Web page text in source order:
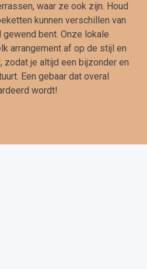
waar ze ook zijn. Houd
kunnen verschillen van
gewend bent. Onze lokale
arrangement af op de stijl en
zodat je altijd een bijzonder en
Een gebaar dat overal
wordt!